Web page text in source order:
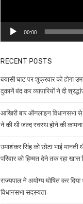
00:00
RECENT POSTS
बयासी घाट पर शुक्रवार को होगा
दुकानें बंद कर व्यापारियों ने दी
आखिरी बार ऑनलाइन विधानसभा
ने की थी जल्द स्वस्थ होने की कामना
उमाशंकर सिंह को छोटा भाई मानती
परिवार को हिम्मत देने तक रहा खास
राज्यपाल ने अयोग्य घोषित कर
विधानसभा सदस्यता